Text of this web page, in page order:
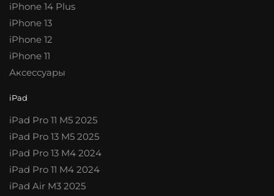
iPhone 14 Plus
iPhone 13
iPhone 12
iPhone 11
Аксессуары
iPad
iPad Pro 11 M5 2025
iPad Pro 13 M5 2025
iPad Pro 13 M4 2024
iPad Pro 11 M4 2024
iPad Air M3 2025